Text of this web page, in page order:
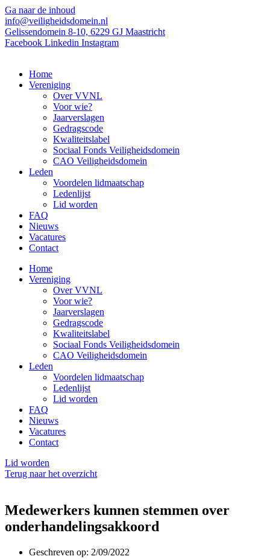
Ga naar de inhoud
info@veiligheidsdomein.nl
Gelissendomein 8-10, 6229 GJ Maastricht
Facebook Linkedin Instagram
Home
Vereniging
Over VVNL
Voor wie?
Jaarverslagen
Gedragscode
Kwaliteitslabel
Sociaal Fonds Veiligheidsdomein
CAO Veiligheidsdomein
Leden
Voordelen lidmaatschap
Ledenlijst
Lid worden
FAQ
Nieuws
Vacatures
Contact
Home
Vereniging
Over VVNL
Voor wie?
Jaarverslagen
Gedragscode
Kwaliteitslabel
Sociaal Fonds Veiligheidsdomein
CAO Veiligheidsdomein
Leden
Voordelen lidmaatschap
Ledenlijst
Lid worden
FAQ
Nieuws
Vacatures
Contact
Lid worden
Terug naar het overzicht
Medewerkers kunnen stemmen over
onderhandelingsakkoord
Geschreven op: 2/09/2022